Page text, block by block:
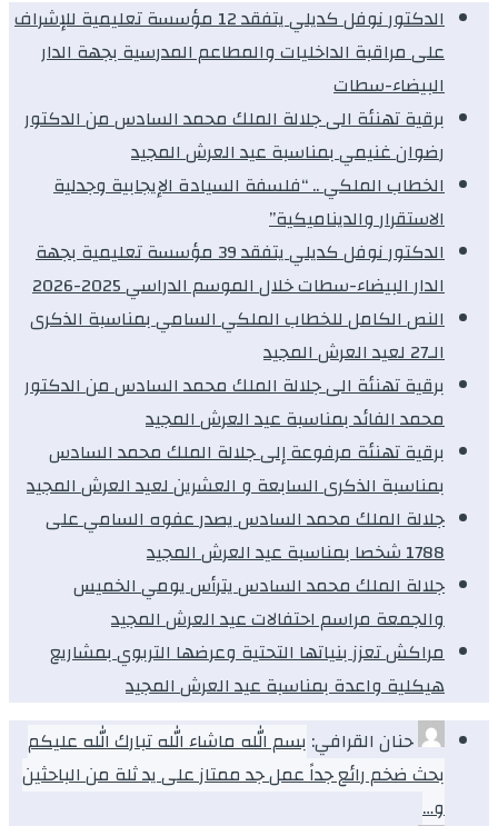
الدكتور نوفل كديلي يتفقد 12 مؤسسة تعليمية للإشراف
على مراقبة الداخليات والمطاعم المدرسية بجهة الدار
البيضاء-سطات
برقية تهنئة الى جلالة الملك محمد السادس من الدكتور
رضوان غنيمي بمناسبة عيد العرش المجيد
الخطاب الملكي .. “فلسفة السيادة الإيجابية وجدلية
الاستقرار والديناميكية”
الدكتور نوفل كديلي يتفقد 39 مؤسسة تعليمية بجهة
الدار البيضاء-سطات خلال الموسم الدراسي 2025-2026
النص الكامل للخطاب الملكي السامي بمناسبة الذكرى
الـ27 لعيد العرش المجيد
برقية تهنئة الى جلالة الملك محمد السادس من الدكتور
محمد الفائد بمناسبة عيد العرش المجيد
برقية تهنئة مرفوعة إلى جلالة الملك محمد السادس
بمناسبة الذكرى السابعة و العشرين لعيد العرش المجيد
جلالة الملك محمد السادس يصدر عفوه السامي على
1788 شخصا بمناسبة عيد العرش المجيد
جلالة الملك محمد السادس يترأس يومي الخميس
والجمعة مراسم احتفالات عيد العرش المجيد
مراكش تعزز بنياتها التحتية وعرضها التربوي بمشاريع
هيكلية واعدة بمناسبة عيد العرش المجيد
حنان القرافي: بسم الله ماشاء الله تبارك الله عليكم
بحث ضخم رائع جداً عمل جد ممتاز على يد ثلة من الباحثين
و…